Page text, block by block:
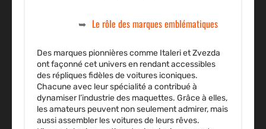
Le rôle des marques emblématiques
Des marques pionnières comme ItalerietZvezda
ont façonné cet univers en rendant accessibles
des répliques fidèles de voitures iconiques.
Chacune avec leur spécialité a contribué à
dynamiser l’industrie des maquettes. Grâce à elles,
les amateurs peuvent non seulement admirer, mais
aussi assembler les voitures de leurs rêves.